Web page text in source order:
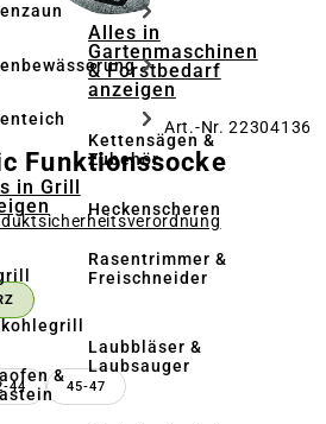
in Grill
&
Alles in
Gartenmaschinen
& Forstbedarf
anzeigen
Kettensägen &
Zubehör
Heckenscheren
Rasentrimmer &
Freischneider
Laubbläser &
Laubsauger
Art.-Nr. 22304136
Funktionssocke
44 45-47